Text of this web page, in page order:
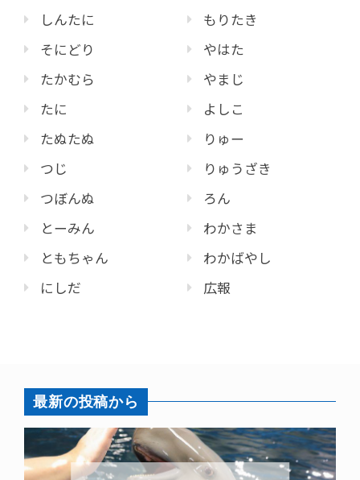
しんたに
そにどり
たかむら
たに
たぬたぬ
つじ
つぼんぬ
とーみん
ともちゃん
にしだ
もりたき
やはた
やまじ
よしこ
りゅー
りゅうざき
ろん
わかさま
わかばやし
広報
最新の投稿から